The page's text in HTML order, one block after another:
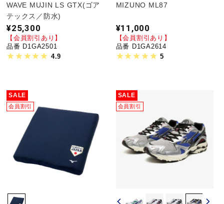
WAVE MUJIN LS GTX(ゴア
テックス／防水)
¥25,300
【会員割引あり】
品番 D1GA2501
4.9
MIZUNO ML87
¥11,000
【会員割引あり】
品番 D1GA2614
5
SALE
会員割引
SALE
会員割引